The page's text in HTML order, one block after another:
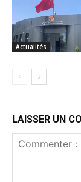
Actualités
LAISSER UN